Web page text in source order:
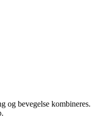
og bevegelse kombineres.